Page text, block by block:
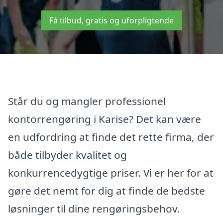
Få tilbud, gratis og uforpligtende
Står du og mangler professionel
kontorrengøring i Karise? Det kan være
en udfordring at finde det rette firma, der
både tilbyder kvalitet og
konkurrencedygtige priser. Vi er her for at
gøre det nemt for dig at finde de bedste
løsninger til dine rengøringsbehov.